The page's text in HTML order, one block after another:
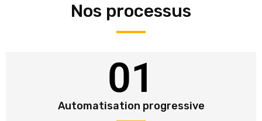
Nos processus
01
Automatisation progressive